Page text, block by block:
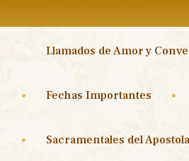
Llamados de Amor y
Fechas Importantes
Sacramentales del